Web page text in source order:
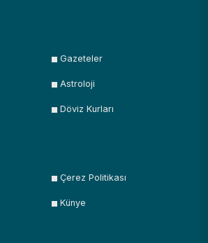
Gazeteler
Astroloji
Döviz Kurları
Çerez Politikası
Künye